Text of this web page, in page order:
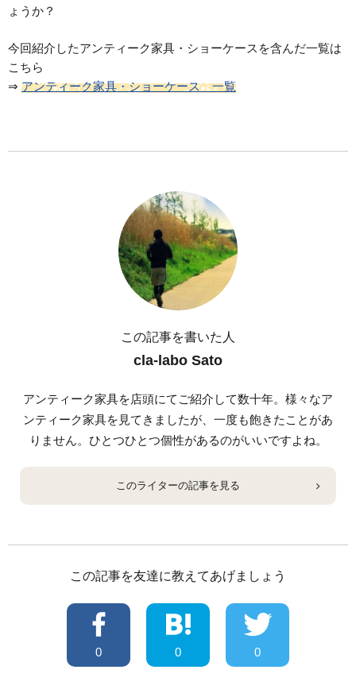
ょうか？
今回紹介したアンティーク家具・ショーケースを含んだ一覧は
こちら
⇒ アンティーク家具・ショーケース 一覧
この記事を書いた人
cla-labo Sato
このライターの記事を見る
アンティーク家具を店頭にてご紹介して数十年。様々なア
ンティーク家具を見てきましたが、一度も飽きたことがあ
りません。ひとつひとつ個性があるのがいいですよね。
この記事を友達に教えてあげましょう
0 0 0